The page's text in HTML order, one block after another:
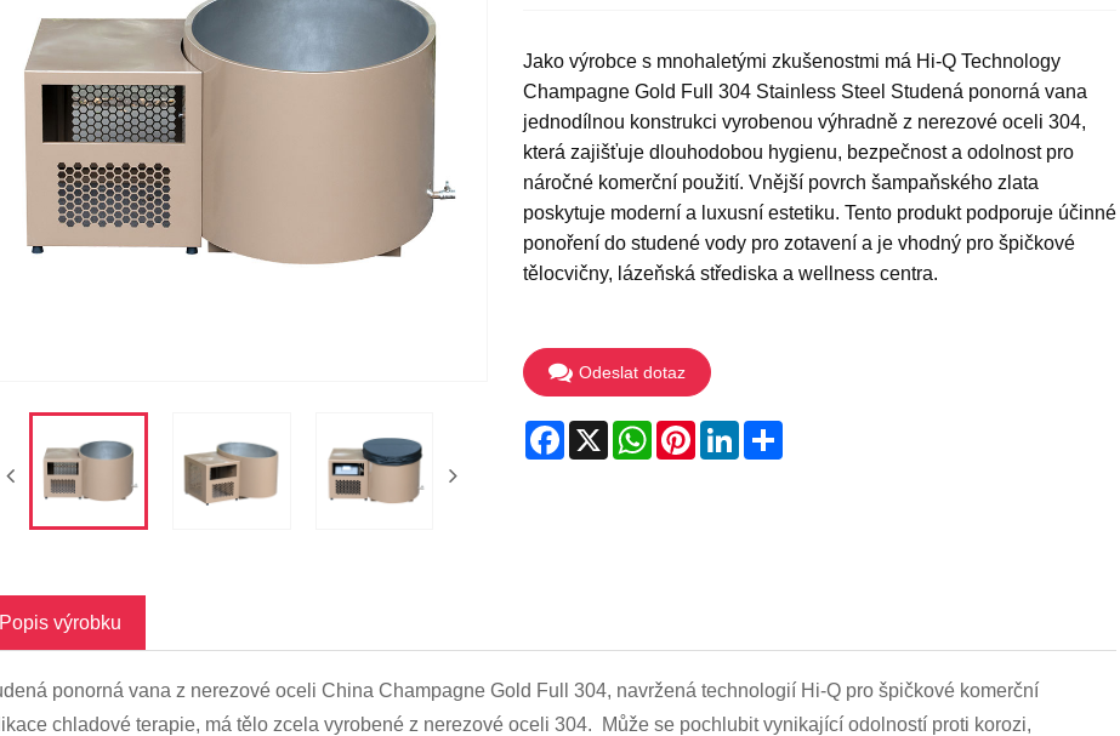
Jako výrobce s mnohaletými zkušenostmi má Hi-Q Technology
Champagne Gold Full 304 Stainless Steel Studená ponorná vana
jednodílnou konstrukci vyrobenou výhradně z nerezové oceli 304,
která zajišťuje dlouhodobou hygienu, bezpečnost a odolnost pro
náročné komerční použití. Vnější povrch šampaňského zlata
poskytuje moderní a luxusní estetiku. Tento produkt podporuje účinné
ponoření do studené vody pro zotavení a je vhodný pro špičkové
tělocvičny, lázeňská střediska a wellness centra.
Odeslat dotaz
Facebook
X WhatsApp
PinterestLinkedInShare
Popis výrobku
ponorná vana z nerezové oceli China Champagne Gold Full 304, navržená technologií Hi-Q pro špičkové komerční
chladové terapie, má tělo zcela vyrobené z nerezové oceli 304. Může se pochlubit vynikající odolností proti korozi,